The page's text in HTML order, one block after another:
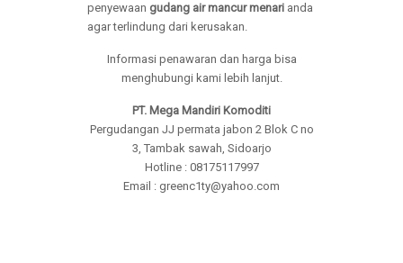
penyewaan gudang air mancur menarianda
agar terlindung dari kerusakan.
Informasi penawaran dan harga bisa
menghubungi kami lebih lanjut.
PT. Mega Mandiri Komoditi
Pergudangan JJ permata jabon 2 Blok C no
3, Tambak sawah, Sidoarjo
Hotline : 08175117997
Email : greenc1ty@yahoo.com